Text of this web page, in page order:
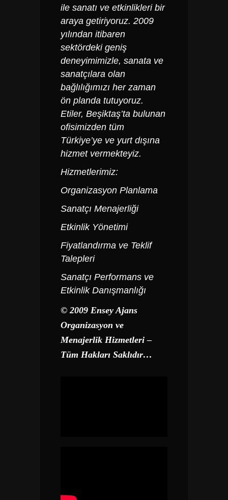
ile sanatı ve etkinlikleri bir
araya getiriyoruz. 2009
yılından itibaren
sektördeki geniş
deneyimimizle, sanata ve
sanatçılara olan
bağlılığımızı her zaman
ön planda tutuyoruz.
Etiler, Beşiktaş’ta bulunan
ofisimizden tüm
Türkiye’ye ve yurt dışına
hizmet vermekteyiz.
Hizmetlerimiz:
Organizasyon Planlama
Sanatçı Menajerliği
Etkinlik Yönetimi
Fiyatlandırma ve Teklif
Talepleri
Sanatçı Performans ve
Etkinlik Danışmanlığı
© 2009 Ensey Ajans
Organizasyon ve
Menajerlik Hizmetleri –
Tüm Hakları Saklıdır…